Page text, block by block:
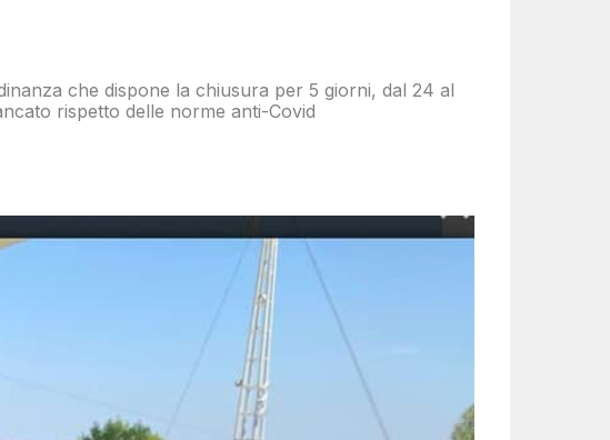
che dispone la chiusura per 5 giorni, dal 24 al
rispetto delle norme anti-Covid